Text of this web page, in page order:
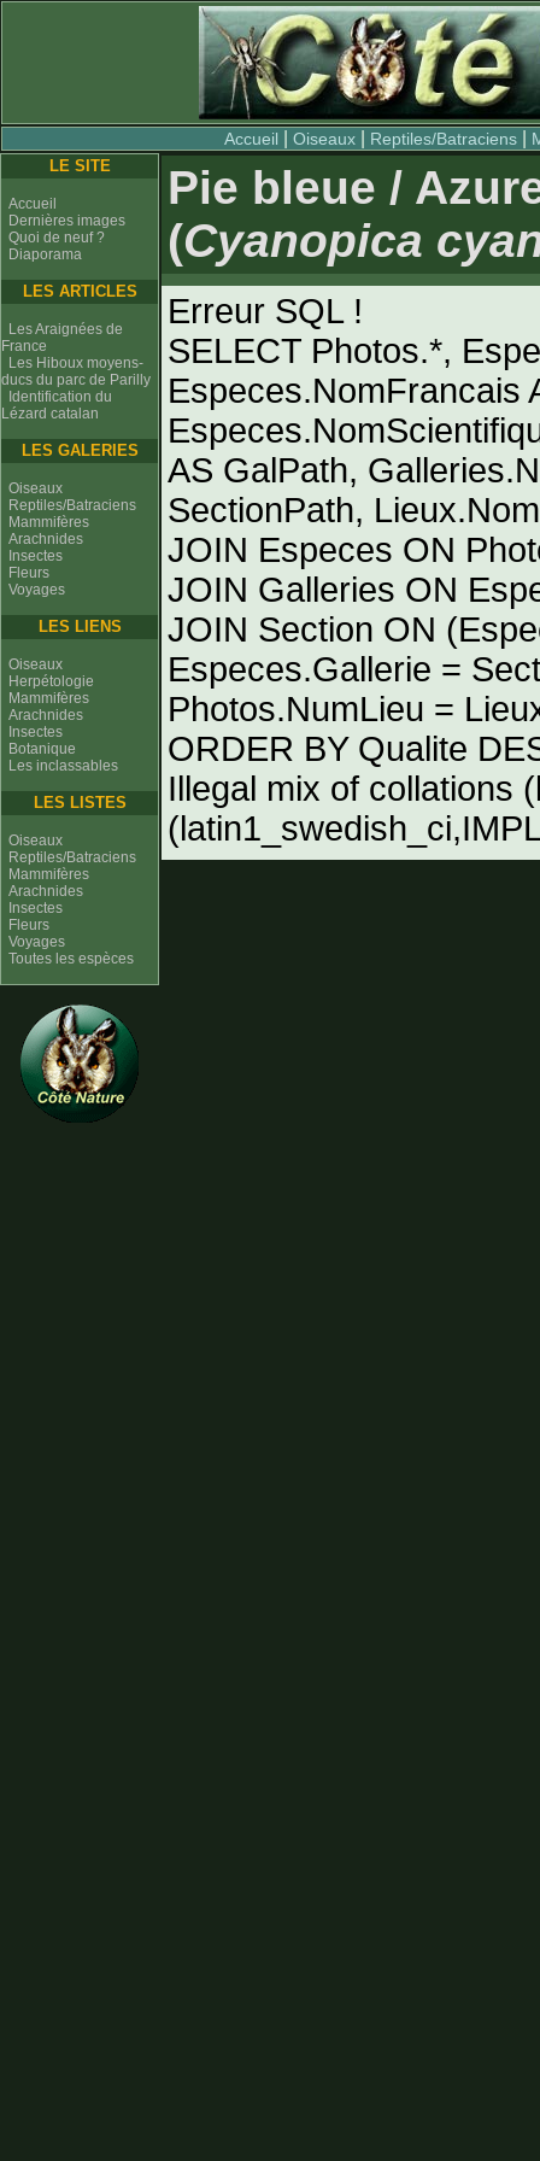
Accueil |Oiseaux Reptiles/Batraciens
LE SITE
Accueil
Dernières images
Quoi de neuf ?
Diaporama
LES ARTICLES
Les Araignées de
France
Les Hiboux moyens-
ducs du parc de Parilly
Identification du
Lézard catalan
LES GALERIES
Oiseaux
Reptiles/Batraciens
Mammifères
Arachnides
Insectes
Fleurs
Voyages
LES LIENS
Oiseaux
Herpétologie
Mammifères
Arachnides
Insectes
Botanique
Les inclassables
LES LISTES
Oiseaux
Reptiles/Batraciens
Mammifères
Arachnides
Insectes
Fleurs
Voyages
Toutes les espèces
Pie bleue /
(Cyanopica
Erreur SQL !
SELECT Photos.*,
Especes.NomFrancais
AS GalPath,
SectionPath,
JOIN Especes ON
JOIN Galleries ON
JOIN Section ON
Especes.Gallerie =
Photos.NumLieu =
ORDER BY Qualite
Illegal mix of collations